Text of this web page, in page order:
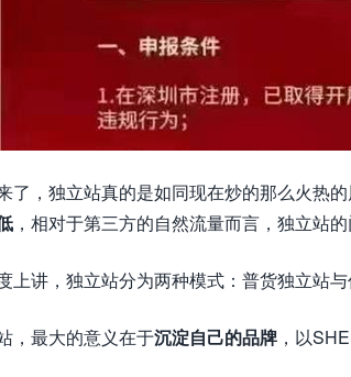
了，独立站真的是如同现在炒的那么火热的
，相对于第三方的自然流量而言，独立站的
上讲，独立站分为两种模式：普货独立站
，最大的意义在于沉淀自己的品牌 ，以